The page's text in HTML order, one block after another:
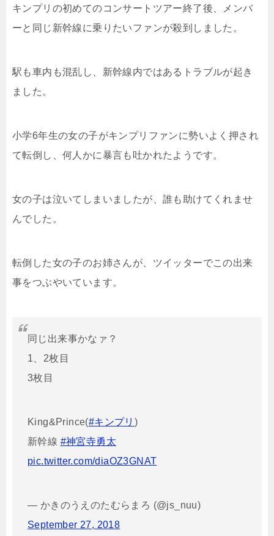
キンプリの初めてのコンサートツアー終了後、メンバ
ーと同じ新幹線に乗りたいファンが殺到しました。
駅も車内も混乱し、新幹線内ではあるトラブルが起き
ました。
小学6年生の女の子がキンプリファンに勢いよく押され
て転倒し、何人かに暴言も吐かれたようです。
女の子は泣いてしまいましたが、誰も助けてくれませ
んでした。
転倒した女の子のお姉さんが、ツイッターでこの出来
事をつぶやいています。
同じ出来事かなァ？
1、2枚目
3枚目
King&Prince(#キンプリ )
新幹線 #神宮寺勇太
pic.twitter.com/diaOZ3GNAT
— かきのうえのたむらまろ (@js_nuu)
September 27, 2018